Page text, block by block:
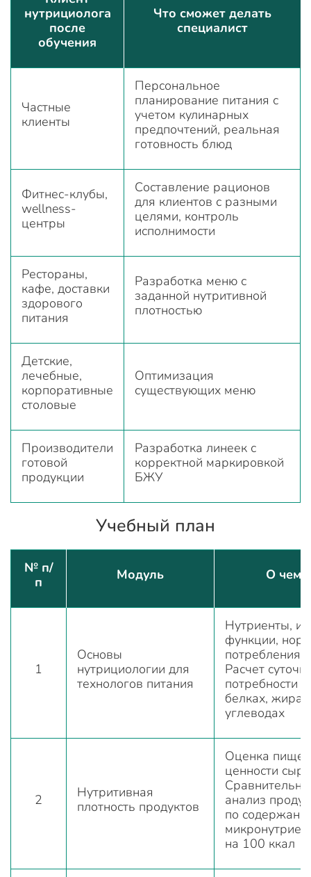
нутрициолога
после
обучения
Что сможет делать
специалист
Частные
клиенты
Персональное
планирование питания с
учетом кулинарных
предпочтений, реальная
готовность блюд
Фитнес-клубы,
wellness-
центры
Составление рационов
для клиентов с разными
целями, контроль
исполнимости
Рестораны,
кафе, доставки
здорового
питания
Разработка меню с
заданной нутритивной
плотностью
Детские,
лечебные,
корпоративные
столовые
Оптимизация
существующих меню
Производители
готовой
продукции
Разработка линеек с
корректной маркировкой
БЖУ
Учебный план
№ п/
п
Модуль О чем
1
Основы
нутрициологии для
технологов питания
Нутриенты, их
функции,
потребления.
Расчет
потребности в
белках, жирах,
углеводах
2
Нутритивная
плотность продуктов
Оценка
ценности
анализ
по
на 100 ккал